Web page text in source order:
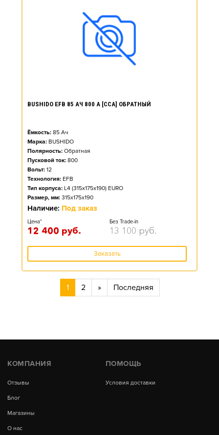
BUSHIDO EFB 85 АЧ 800 А [CCA] ОБРАТНЫЙ
Ёмкость: 85 Ач
Марка: BUSHIDO
Полярность: Обратная
Пусковой ток: 800
Вольт: 12
Технология: EFB
Тип корпуса: L4 (315x175x190) EURO
Размер, мм: 315x175x190
Наличие: Под заказ
Цена*
12 400 руб.
Без Trade-in
13 100 руб.
Заказать
1 2 » Последняя
КОМПАНИЯ
Отзывы
Блог
Магазины
О нас
ПОМОЩЬ
Условия доставки